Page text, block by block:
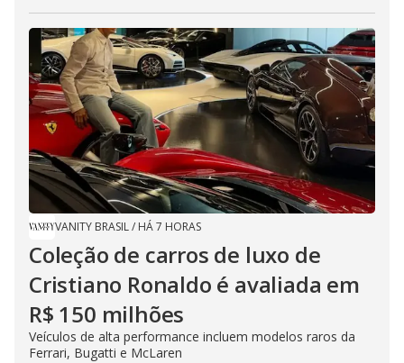
VANITY BRASIL/ HÁ 7 HORAS
Coleção de carros de luxo de
Cristiano Ronaldo é avaliada em
R$ 150 milhões
Veículos de alta performance incluem modelos raros da
Ferrari, Bugatti e McLaren